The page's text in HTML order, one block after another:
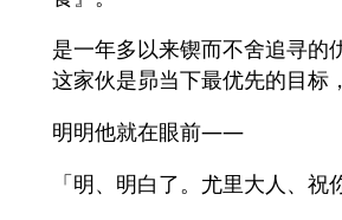
是一年多以来锲而不舍追寻的
这家伙是昴当下最优先的目标
明明他就在眼前――
「明、明白了。尤里大人、祝